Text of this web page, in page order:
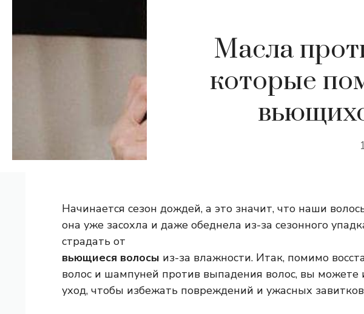
Масла
которые
Начинается сезон дождей, а это значит, что наши
она уже засохла и даже обеднела из-за сезонного
страдать от
вьющиеся волосы из-за влажности. Итак, помимо
волос и шампуней против выпадения волос, вы можете
уход, чтобы избежать повреждений и ужасных